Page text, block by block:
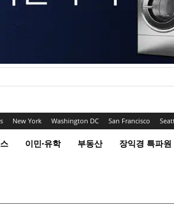
New York Washington DC San Francisco
이민·유학 부동산 장익경 특파원